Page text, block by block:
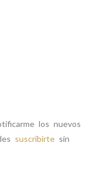
los nuevos
suscribirte sin